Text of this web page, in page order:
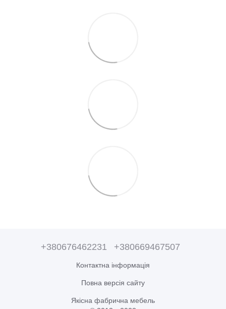
+380676462231 +380669467507
Контактна інформація
Повна версія сайту
Якісна фабрична мебель